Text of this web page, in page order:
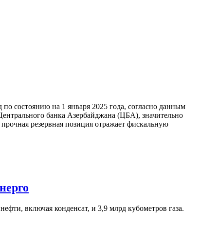
состоянию на 1 января 2025 года, согласно данным
банка Азербайджана (ЦБА), значительно
резервная позиция отражает фискальную
включая конденсат, и 3,9 млрд кубометров газа.